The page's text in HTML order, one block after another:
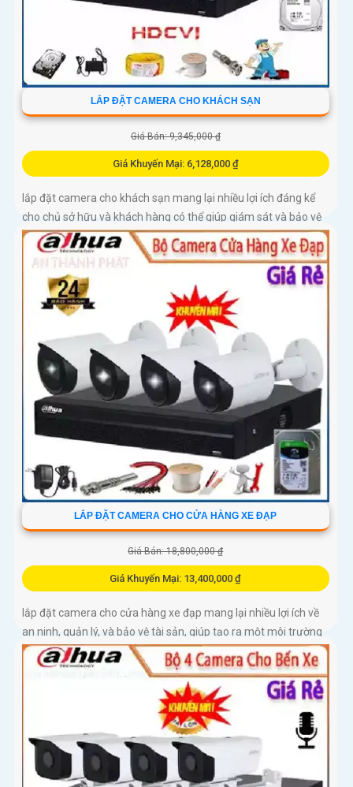
LẮP ĐẶT CAMERA CHO KHÁCH SẠN
Giá Bán: 9,345,000 ₫
Giá Khuyến Mại: 6,128,000 ₫
lắp đặt camera cho khách sạn mang lại nhiều lợi ích đáng kể
cho chủ sở hữu và khách hàng có thể giúp giám sát và bảo vệ
toàn diện tài sản của khách sạn, đồng thời đảm bảo an ninh
cho khách hàng trong quá trình lưu trú tại đây.
LẮP ĐẶT CAMERA CHO CỬA HÀNG XE ĐẠP
Giá Bán: 18,800,000 ₫
Giá Khuyến Mại: 13,400,000 ₫
lắp đặt camera cho cửa hàng xe đạp mang lại nhiều lợi ích về
an ninh, quản lý, và bảo vệ tài sản, giúp tạo ra một môi trường
an toàn và tin cậy cho cả khách hàng và doanh nghiệp của
bạn.